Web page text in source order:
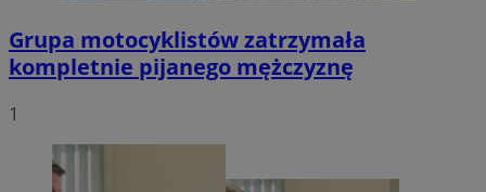
Grupa motocyklistów zatrzymała
kompletnie pijanego mężczyznę
1